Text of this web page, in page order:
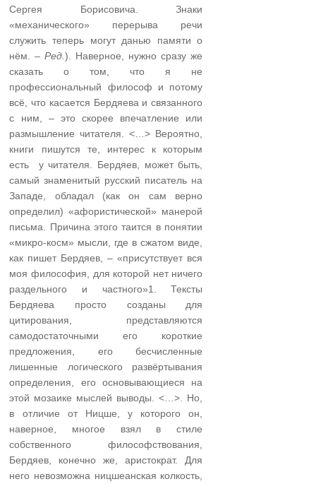
Сергея Борисовича. Знаки
«механического» перерыва речи
служить теперь могут данью памяти о
нём. –Ред.). Наверное, нужно сразу же
сказать о том, что я не
профессиональный философ и потому
всё, что касается Бердяева и связанного
с ним, – это скорее впечатление или
размышление читателя. <…> Вероятно,
книги пишутся те, интерес к которым
есть у читателя. Бердяев, может быть,
самый знаменитый русский писатель на
Западе, обладал (как он сам верно
определил) «афористической» манерой
письма. Причина этого таится в понятии
«микро-косм» мысли, где в сжатом виде,
как пишет Бердяев, – «присутствует вся
моя философия, для которой нет ничего
раздельного и частного»1. Тексты
Бердяева просто созданы для
цитирования, представляются
самодостаточными его короткие
предложения, его бесчисленные
лишенные логического развёртывания
определения, его основывающиеся на
этой мозаике мыслей выводы. <…>. Но,
в отличие от Ницше, у которого он,
наверное, многое взял в стиле
собственного философствования,
Бердяев, конечно же, аристократ. Для
него невозможна ницшеанская колкость,